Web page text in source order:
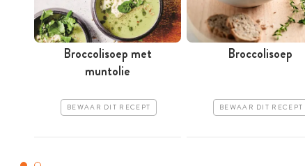
Broccolisoep met
muntolie
BEWAAR DIT RECEPT
Broccolisoep
BEWAAR DIT RECEPT